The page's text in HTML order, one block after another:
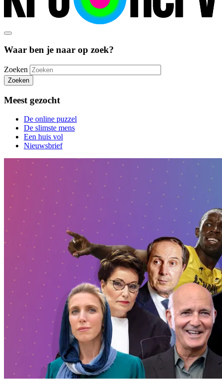
Waar ben je naar op zoek?
Zoeken
Zoeken
Meest gezocht
De online puzzel
De slimste mens
Een huis vol
Nieuwsbrief